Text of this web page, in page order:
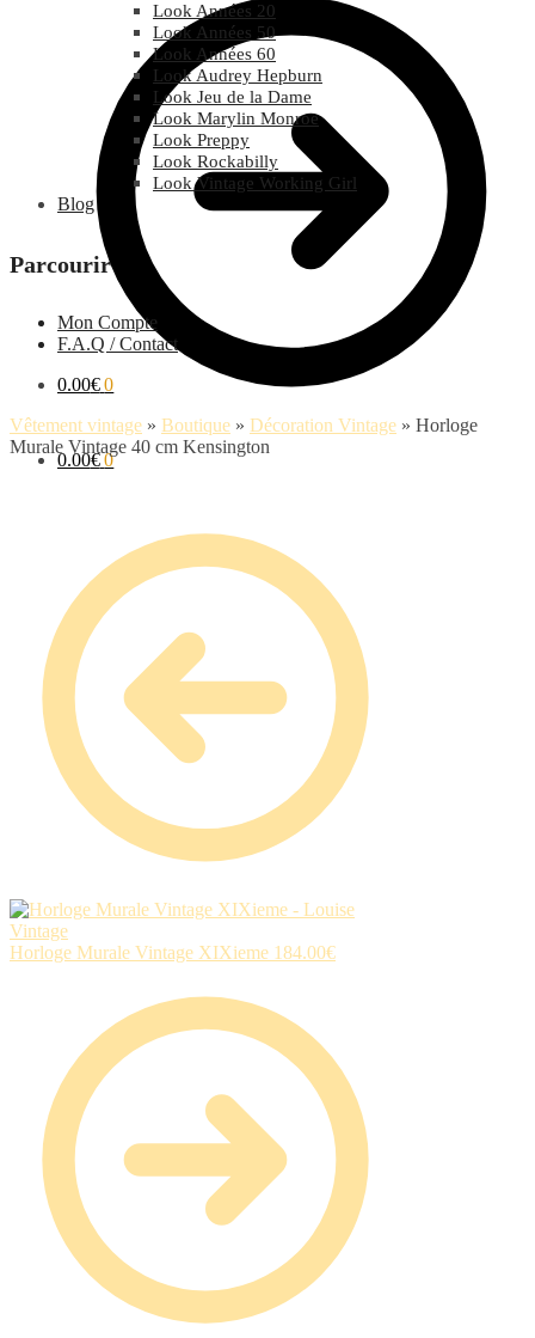
0.00€ 0
Look Années 20
Look Années 50
Look Années 60
Look Audrey Hepburn
Look Jeu de la Dame
Look Marylin Monroe
Look Preppy
Look Rockabilly
Look Vintage Working Girl
Blog
Parcourir
Mon Compte
F.A.Q / Contact
0.00€ 0
Vêtement vintage » Boutique » Décoration Vintage » Horloge
Murale Vintage 40 cm Kensington
Horloge Murale Vintage XIXieme 184.00€